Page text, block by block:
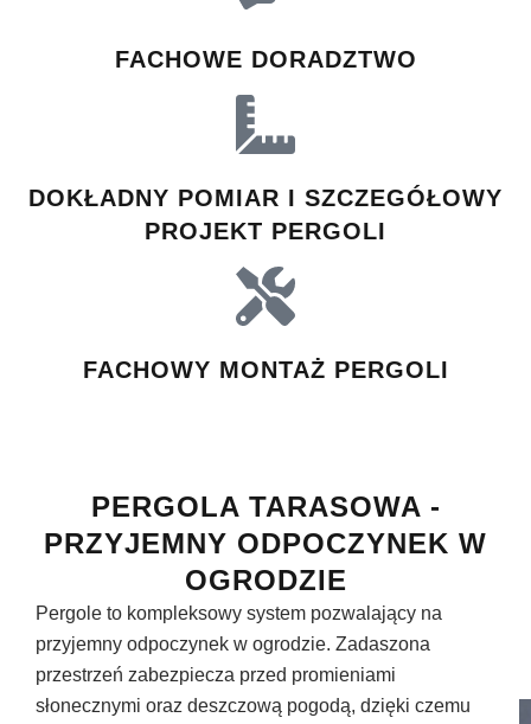
FACHOWE DORADZTWO
DOKŁADNY POMIAR I SZCZEGÓŁOWY
PROJEKT PERGOLI
FACHOWY MONTAŻ PERGOLI
PERGOLA TARASOWA -
PRZYJEMNY ODPOCZYNEK W
OGRODZIE
Pergole to kompleksowy system pozwalający na
przyjemny odpoczynek w ogrodzie. Zadaszona
przestrzeń zabezpiecza przed promieniami
słonecznymi oraz deszczową pogodą, dzięki czemu